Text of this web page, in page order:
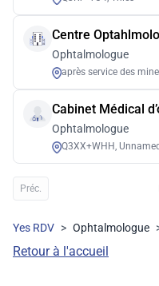
Centre
Ophtalmologue
après service des
Cabinet Médical
Ophtalmologue
Q3XX+WHH,
Préc.
Yes RDV > Ophtalmologue
Retour à l'accueil